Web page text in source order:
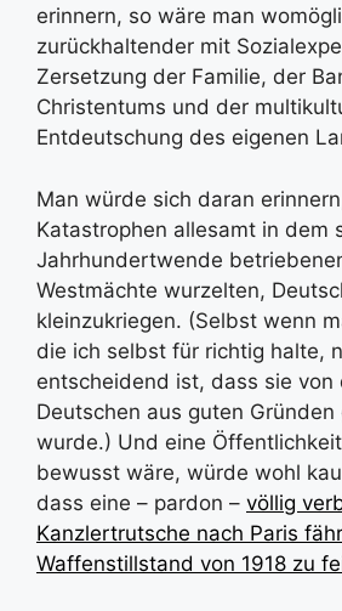
erinnern, so wäre man
zurückhaltender mit
Zersetzung der Familie, der
Christentums und der
Entdeutschung des eigenen
Man würde sich daran
Katastrophen allesamt in dem
Jahrhundertwende
Westmächte wurzelten,
kleinzukriegen. (Selbst wenn
die ich selbst für richtig halte,
entscheidend ist, dass sie von
Deutschen aus guten
wurde.) Und eine
bewusst wäre, würde wohl
dass eine – pardon – völlig
Kanzlertrutsche nach Paris
Waffenstillstand von 1918 zu